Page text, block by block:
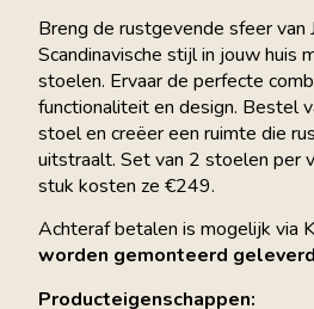
Breng de rustgevende sfeer van
Scandinavische stijl in jouw huis
stoelen. Ervaar de perfecte
functionaliteit en design. Bestel
stoel en creëer een ruimte die
uitstraalt. Set van 2 stoelen per
stuk kosten ze €249.
Achteraf betalen is mogelijk via
worden gemonteerd
Producteigenschappen: